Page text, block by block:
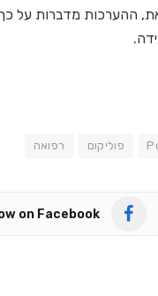
ההערכות מדברות על
פוליקום רפואה
on Facebook